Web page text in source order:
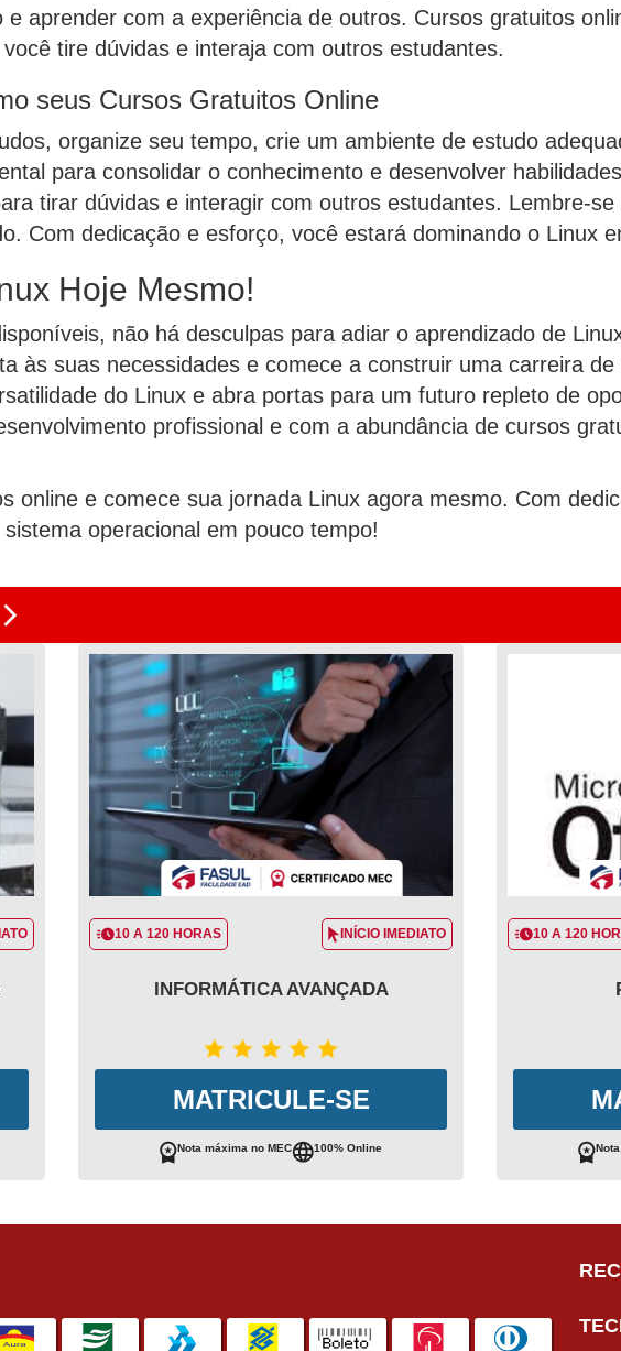
aprender com a experiência de outros. Cursos gratuitos
tire dúvidas e interaja com outros estudantes.
seus Cursos Gratuitos Online
organize seu tempo, crie um ambiente de estudo
para consolidar o conhecimento e desenvolver
tirar dúvidas e interagir com outros estudantes. Lembre-
Com dedicação e esforço, você estará dominando o Linux
Hoje Mesmo!
não há desculpas para adiar o aprendizado de
às suas necessidades e comece a construir uma carreira
do Linux e abra portas para um futuro repleto de
profissional e com a abundância de cursos
online e comece sua jornada Linux agora mesmo. Com
operacional em pouco tempo!
10 A 120 HORAS INÍCIO IMEDIATO
INFORMÁTICA AVANÇADA
MATRICULE-SE
Nota máxima no MEC 100% Online
10 A 120